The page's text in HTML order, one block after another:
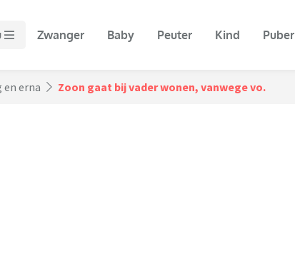
Zwanger Baby Peuter Kind Puber
en erna Zoon gaat bij vader wonen, vanwege vo.